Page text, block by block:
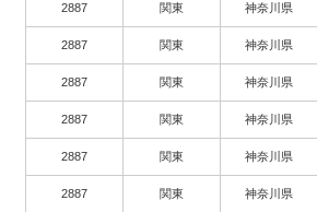
2887 関東 神奈川県
2887 関東 神奈川県
2887 関東 神奈川県
2887 関東 神奈川県
2887 関東 神奈川県
2887 関東 神奈川県